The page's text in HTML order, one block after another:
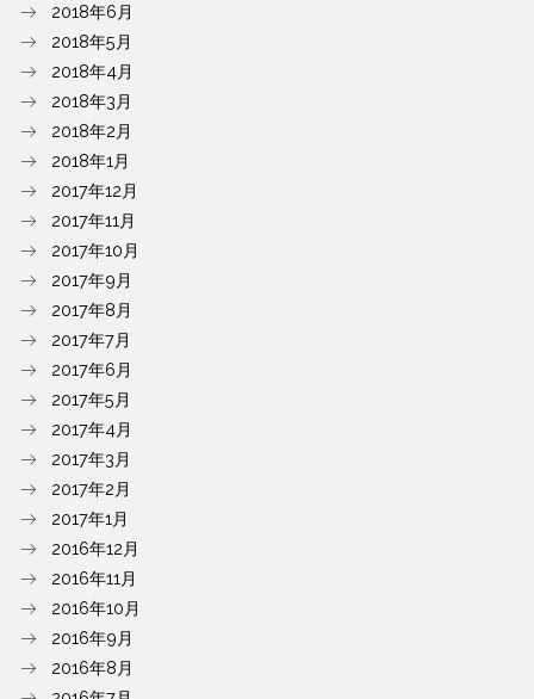
2018年6月
2018年5月
2018年4月
2018年3月
2018年2月
2018年1月
2017年12月
2017年11月
2017年10月
2017年9月
2017年8月
2017年7月
2017年6月
2017年5月
2017年4月
2017年3月
2017年2月
2017年1月
2016年12月
2016年11月
2016年10月
2016年9月
2016年8月